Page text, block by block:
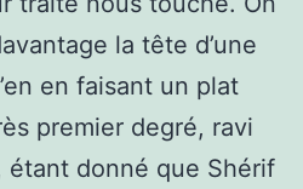
la tête d’une
en faisant un plat
premier degré, ravi
étant donné que Shérif